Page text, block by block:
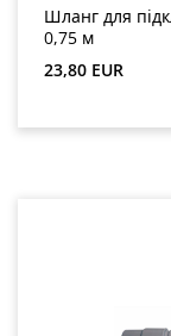
Шланг для
0,75 м
Звичайна ціна:
23,80 EUR